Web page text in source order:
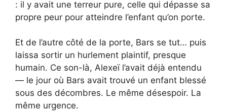
: il y avait une terreur pure, celle qui dépasse sa
propre peur pour atteindre l’enfant qu’on porte.
Et de l’autre côté de la porte, Bars se tut… puis
laissa sortir un hurlement plaintif, presque
humain. Ce son-là, Alexeï l’avait déjà entendu
— le jour où Bars avait trouvé un enfant blessé
sous des décombres. Le même désespoir. La
même urgence.